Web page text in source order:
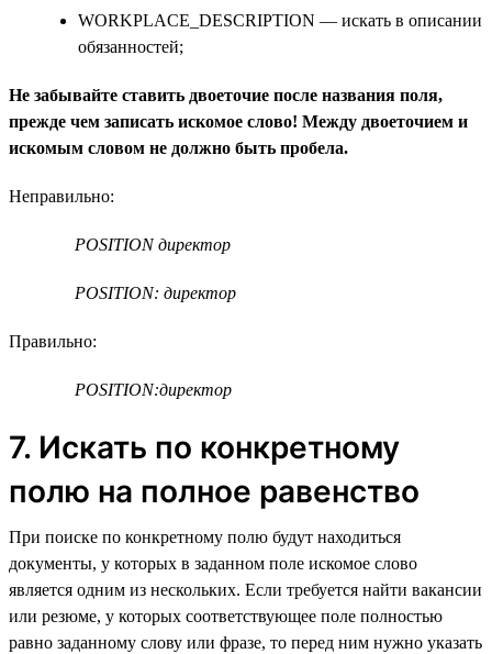
WORKPLACE_DESCRIPTION — искать в описании
обязанностей;
Не забывайте ставить двоеточие после названия поля,
прежде чем записать искомое слово! Между двоеточием и
искомым словом не должно быть пробела.
Неправильно:
POSITION директор
POSITION: директор
Правильно:
POSITION:директор
7. Искать по конкретному
полю на полное равенство
При поиске по конкретному полю будут находиться
документы, у которых в заданном поле искомое слово
является одним из нескольких. Если требуется найти вакансии
или резюме, у которых соответствующее поле полностью
равно заданному слову или фразе, то перед ним нужно указать